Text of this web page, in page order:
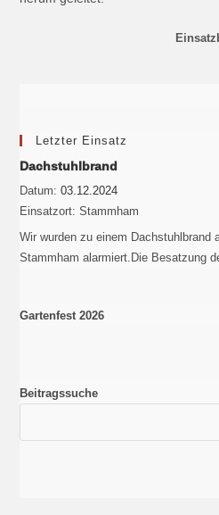
Letzter Einsatz
Dachstuhlbrand
Datum:03.12.2024
Einsatzort: Stammham
Wir wurden zu einem Dachstuhlbrand
Stammham alarmiert.Die Besatzung
Gartenfest 2026
Beitragssuche